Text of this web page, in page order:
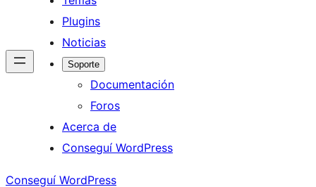
Plugins
Noticias
Soporte
Documentación
Foros
Acerca de
Conseguí WordPress
Conseguí WordPress